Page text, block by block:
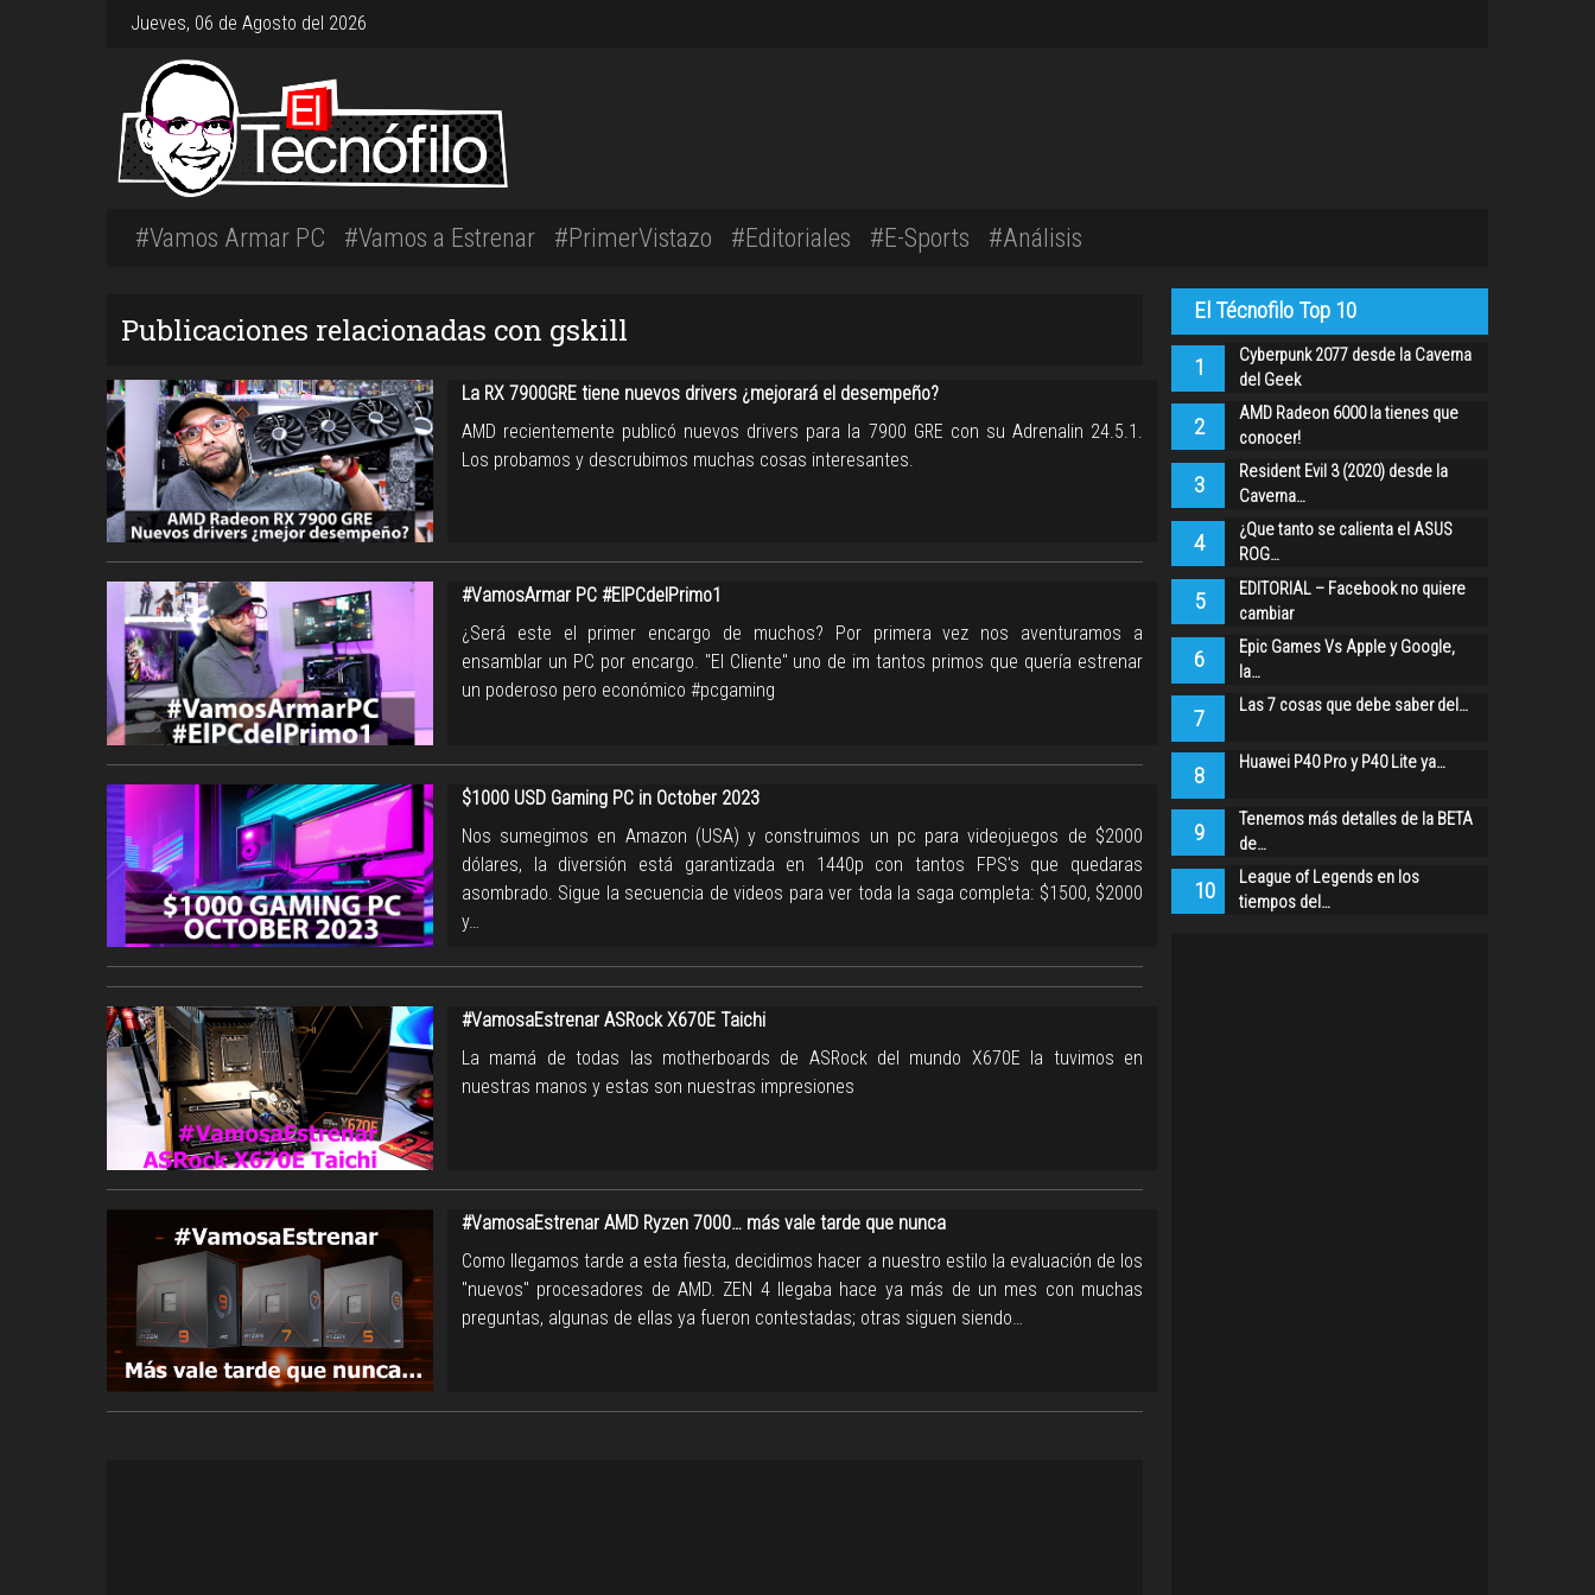
Jueves, 06 de Agosto del 2026
#Vamos Armar PC #Vamos a Estrenar #PrimerVistazo #Editoriales #E-Sports #Análisis
Publicaciones relacionadas con gskill
La RX 7900GRE tiene nuevos drivers ¿mejorará el desempeño?
AMD recientemente publicó nuevos drivers para la 7900 GRE con su Adrenalin 24.5.1.
Los probamos y descrubimos muchas cosas interesantes.
#VamosArmar PC #ElPCdelPrimo1
¿Será este el primer encargo de muchos? Por primera vez nos aventuramos a
ensamblar un PC por encargo. "El Cliente" uno de im tantos primos que quería estrenar
un poderoso pero económico #pcgaming
$1000 USD Gaming PC in October 2023
Nos sumegimos en Amazon (USA) y construimos un pc para videojuegos de $2000
dólares, la diversión está garantizada en 1440p con tantos FPS's que quedaras
asombrado. Sigue la secuencia de videos para ver toda la saga completa: $1500, $2000
y…
#VamosaEstrenar ASRock X670E Taichi
La mamá de todas las motherboards de ASRock del mundo X670E la tuvimos en
nuestras manos y estas son nuestras impresiones
#VamosaEstrenar AMD Ryzen 7000… más vale tarde que nunca
Como llegamos tarde a esta fiesta, decidimos hacer a nuestro estilo la evaluación de los
"nuevos" procesadores de AMD. ZEN 4 llegaba hace ya más de un mes con muchas
preguntas, algunas de ellas ya fueron contestadas; otras siguen siendo…
El Técnofilo Top 10
1
Cyberpunk 2077 desde la Caverna
del Geek
2
AMD Radeon 6000 la tienes que
conocer!
3
Resident Evil 3 (2020) desde la
Caverna…
4
¿Que tanto se calienta el ASUS
ROG…
5
EDITORIAL – Facebook no quiere
cambiar
6
Epic Games Vs Apple y Google,
la…
7 Las 7 cosas que debe saber del…
8 Huawei P40 Pro y P40 Lite ya…
9
Tenemos más detalles de la BETA
de…
10
League of Legends en los
tiempos del…